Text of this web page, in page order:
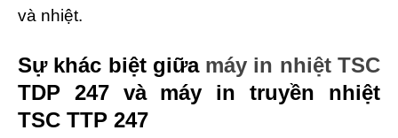
và nhiệt.
Sự khác biệt giữa máy in nhiệt TSC
TDP 247 và máy in truyền nhiệt
TSC TTP 247